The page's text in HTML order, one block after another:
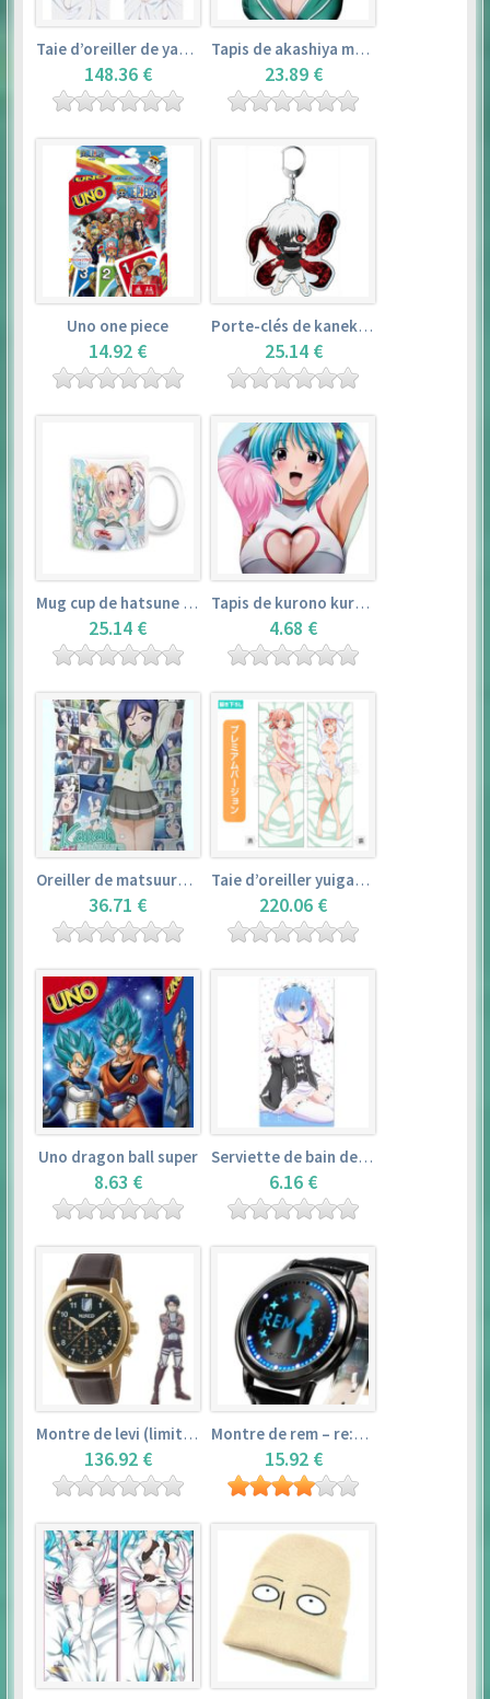
Taie d’oreiller de yamada elf – eromanga sensei
148.36 €
Tapis de akashiya moka – rosario + vampire
23.89 €
Uno one piece
14.92 €
Porte-clés de kaneki ken – tokyo ghoul
25.14 €
Mug cup de hatsune miku & super sonico – vocaloid
25.14 €
Tapis de kurono kurumu – rosario + vampire
4.68 €
Oreiller de matsuura kanan (35cm×53cm) – love live! sunshine!!
36.71 €
Taie d’oreiller yuigahama yui (50cm×150cm) – yahari ore no seishun love comedy wa machigatteiru. zoku
220.06 €
Uno dragon ball super
8.63 €
Serviette de bain de rem (120×60cm) – re:zero kara hajimeru isekai seikatsu
6.16 €
Montre de levi (limited edition) – shingeki no kyojin
136.92 €
Montre de rem – re:zero kara hajimeru isekai seikatsu
15.92 €